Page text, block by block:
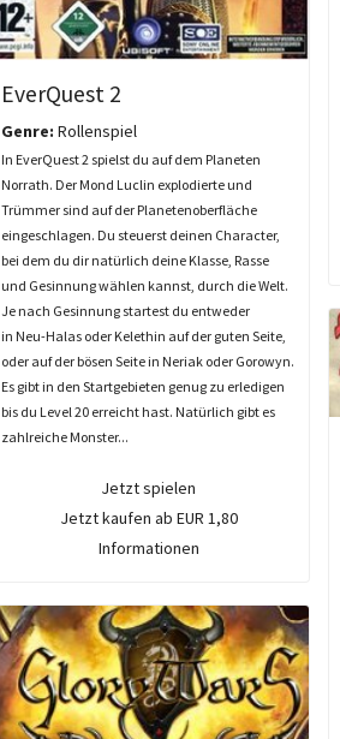
EverQuest 2
Genre: Rollenspiel
In EverQuest 2 spielst du auf dem Planeten
Norrath. Der Mond Luclin explodierte und
Trümmer sind auf der Planetenoberfläche
eingeschlagen. Du steuerst deinen Character,
bei dem du dir natürlich deine Klasse, Rasse
und Gesinnung wählen kannst, durch die Welt.
Je nach Gesinnung startest du entweder
in Neu-Halas oder Kelethin auf der guten Seite,
oder auf der bösen Seite in Neriak oder Gorowyn.
Es gibt in den Startgebieten genug zu erledigen
bis du Level 20 erreicht hast. Natürlich gibt es
zahlreiche Monster...
Jetzt spielen
Jetzt kaufen ab EUR 1,80
Informationen